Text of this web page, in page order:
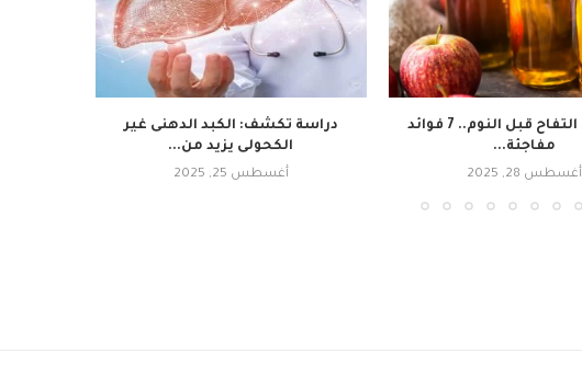
تناول خل التفاح قبل النوم.. 7 فوائد
مفاجئة...
أغسطس 28, 2025
دراسة تكشف: الكبد الدهنى غير
الكحولى يزيد من...
أغسطس 25, 2025